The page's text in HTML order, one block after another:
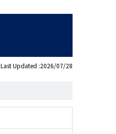
Last Updated :2026/07/28